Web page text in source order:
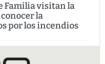
Familia visitan la
la
por los incendios